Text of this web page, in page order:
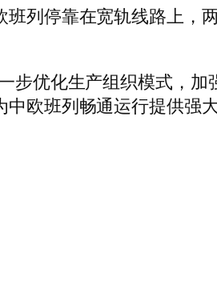
列停靠在宽轨线路上，
步优化生产组织模式，
欧班列畅通运行提供强